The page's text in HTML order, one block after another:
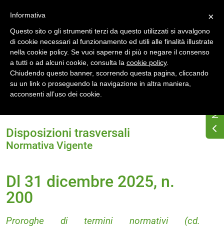
Home
Osservatorio di normativa energetica
Normativa energetica nazionale
Disposizioni trasversali
Normativa Vigente
Dl 31 dicembre 2025, n.
200
Proroghe di termini normativi (cd.
×
Informativa
Questo sito o gli strumenti terzi da questo utilizzati si avvalgono
di cookie necessari al funzionamento ed utili alle finalità illustrate
nella cookie policy. Se vuoi saperne di più o negare il consenso
a tutti o ad alcuni cookie, consulta la cookie policy.
Chiudendo questo banner, scorrendo questa pagina, cliccando
su un link o proseguendo la navigazione in altra maniera,
acconsenti all’uso dei cookie.